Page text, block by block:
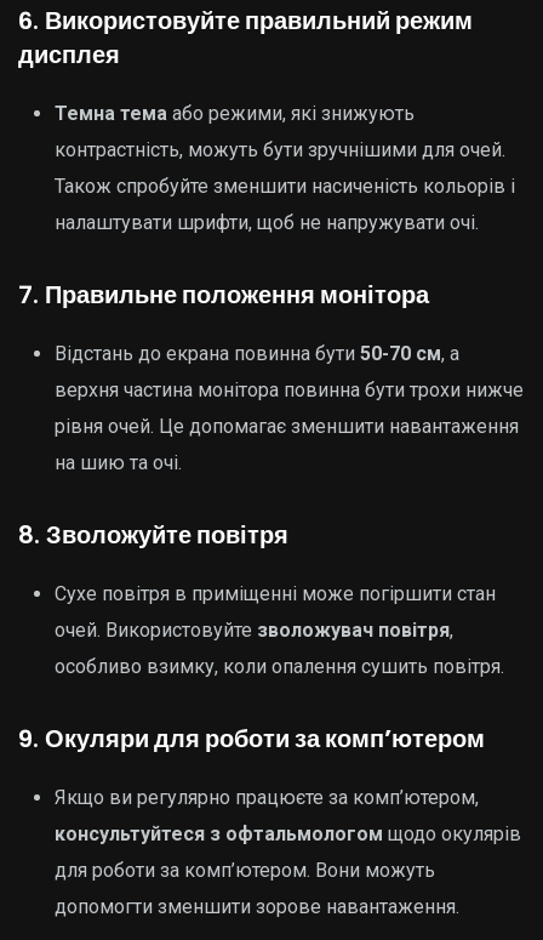
6. Використовуйте правильний режим
дисплея
Темна тема або режими, які знижують
контрастність, можуть бути зручнішими для очей.
Також спробуйте зменшити насиченість кольорів і
налаштувати шрифти, щоб не напружувати очі.
7. Правильне положення монітора
Відстань до екрана повинна бути 50-70 см, а
верхня частина монітора повинна бути трохи нижче
рівня очей. Це допомагає зменшити навантаження
на шию та очі.
8. Зволожуйте повітря
Сухе повітря в приміщенні може погіршити стан
очей. Використовуйте зволожувач повітря,
особливо взимку, коли опалення сушить повітря.
9. Окуляри для роботи за комп’ютером
Якщо ви регулярно працюєте за комп’ютером,
консультуйтеся з офтальмологом щодо окулярів
для роботи за комп’ютером. Вони можуть
допомогти зменшити зорове навантаження.